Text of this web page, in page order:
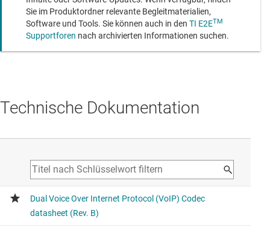
Sie im Produktordner relevante Begleitmaterialien,
Software und Tools. Sie können auch in den TI E2ETM
Supportforen nach archivierten Informationen suchen.
Technische Dokumentation